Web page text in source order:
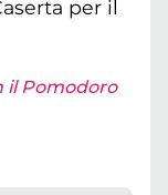
per il
il Pomodoro